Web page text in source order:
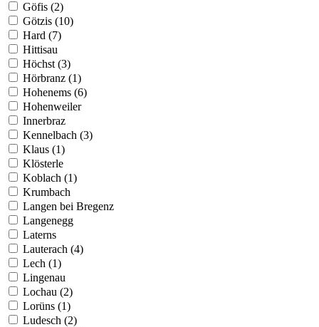
Göfis (2)
Götzis (10)
Hard (7)
Hittisau
Höchst (3)
Hörbranz (1)
Hohenems (6)
Hohenweiler
Innerbraz
Kennelbach (3)
Klaus (1)
Klösterle
Koblach (1)
Krumbach
Langen bei Bregenz
Langenegg
Laterns
Lauterach (4)
Lech (1)
Lingenau
Lochau (2)
Lorüns (1)
Ludesch (2)